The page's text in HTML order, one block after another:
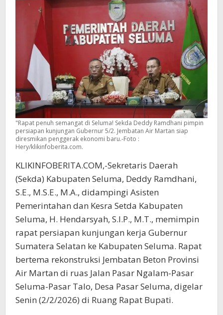
"Rapat penuh semangat di Seluma! Sekda Deddy Ramdhani pimpin
persiapan kunjungan Gubernur 5/2. Jembatan Air Martan siap
diresmikan penggerak ekonomi baru.-Foto :
Hery/klikinfoberita.com.
KLIKINFOBERITA.COM,-Sekretaris Daerah
(Sekda) Kabupaten Seluma, Deddy Ramdhani,
S.E., M.S.E., M.A., didampingi Asisten
Pemerintahan dan Kesra Setda Kabupaten
Seluma, H. Hendarsyah, S.I.P., M.T., memimpin
rapat persiapan kunjungan kerja Gubernur
Sumatera Selatan ke Kabupaten Seluma. Rapat
bertema rekonstruksi Jembatan Beton Provinsi
Air Martan di ruas Jalan Pasar Ngalam-Pasar
Seluma-Pasar Talo, Desa Pasar Seluma, digelar
Senin (2/2/2026) di Ruang Rapat Bupati.